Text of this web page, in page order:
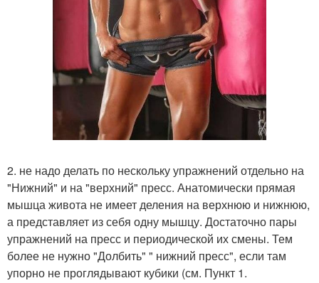
2. не надо делать по нескольку упражнений отдельно на
"Нижний" и на "верхний" пресс. Анатомически прямая
мышца живота не имеет деления на верхнюю и нижнюю,
а представляет из себя одну мышцу. Достаточно пары
упражнений на пресс и периодической их смены. Тем
более не нужно "Долбить" " нижний пресс", если там
упорно не проглядывают кубики (см. Пункт 1.